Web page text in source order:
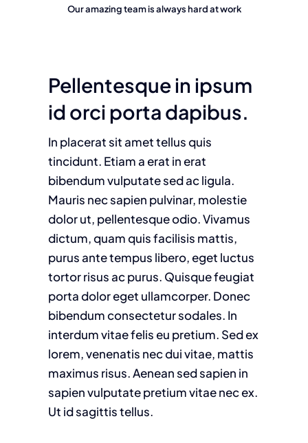
Our amazing team is always hard at work
Pellentesque in ipsum
id orci porta dapibus.
In placerat sit amet tellus quis
tincidunt. Etiam a erat in erat
bibendum vulputate sed ac ligula.
Mauris nec sapien pulvinar, molestie
dolor ut, pellentesque odio. Vivamus
dictum, quam quis facilisis mattis,
purus ante tempus libero, eget luctus
tortor risus ac purus. Quisque feugiat
porta dolor eget ullamcorper. Donec
bibendum consectetur sodales. In
interdum vitae felis eu pretium. Sed ex
lorem, venenatis nec dui vitae, mattis
maximus risus. Aenean sed sapien in
sapien vulputate pretium vitae nec ex.
Ut id sagittis tellus.